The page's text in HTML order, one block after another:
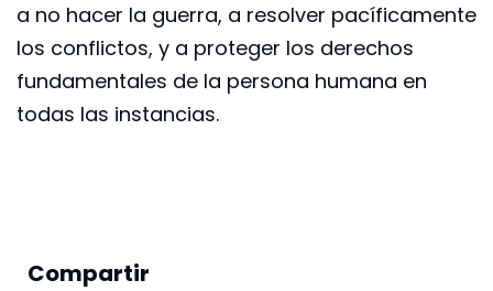
a no hacer la guerra, a resolver pacíficamente
los conflictos, y a proteger los derechos
fundamentales de la persona humana en
todas las instancias.
Compartir